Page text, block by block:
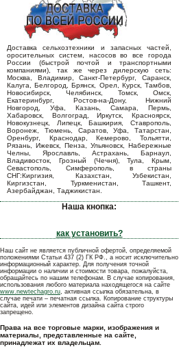
Доставка сельхозтехники и запасных частей,
оросительных систем, насосов во все города
России (быстрой почтой и транспортными
компаниями), так же через дилерскую сеть:
Москва, Владимир, Санкт-Петербург, Саранск,
Калуга, Белгород, Брянск, Орел, Курск, Тамбов,
Новосибирск, Челябинск, Томск, Омск,
Екатеринбург, Ростов-на-Дону, Нижний
Новгород, Уфа, Казань, Самара, Пермь,
Хабаровск, Волгоград, Иркутск, Красноярск,
Новокузнецк, Липецк, Башкирия, Ставрополь,
Воронеж, Тюмень, Саратов, Уфа, Татарстан,
Оренбург, Краснодар, Кемерово, Тольятти,
Рязань, Ижевск, Пенза, Ульяновск, Набережные
Челны, Ярославль, Астрахань, Барнаул,
Владивосток, Грозный (Чечня), Тула, Крым,
Севастополь, Симферополь, в страны
СНГ:Киргизия, Казахстан, Узбекистан,
Киргизстан, Туркменистан, Ташкент,
Азербайджан, Таджикистан.
Наша кнопка:
как установить?
Наш сайт не является публичной офертой, определяемой
положениями Статьи 437 (2) ГК РФ., а носит исключительно
информационный характер. Для получения точной
информации о наличии и стоимости товара, пожалуйста,
обращайтесь по нашим телефонам. В случае копирования,
использования любого материала находящегося на сайте
www.newtechagro.ru, активная ссылка обязательна, в
случае печати – печатная ссылка. Копирование структуры
сайта, идей или элементов дизайна сайта строго
запрещено.
Права на все торговые марки, изображения и
материалы, представленные на сайте,
принадлежат их владельцам.